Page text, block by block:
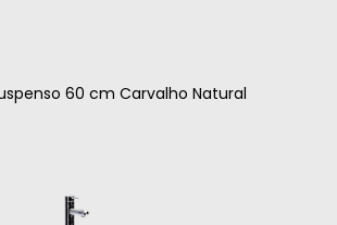
60 cm Carvalho Natural